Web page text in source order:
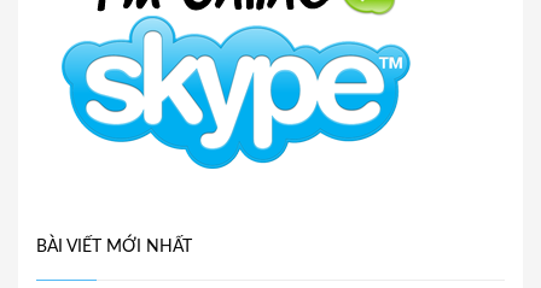
BÀI VIẾT MỚI NHẤT